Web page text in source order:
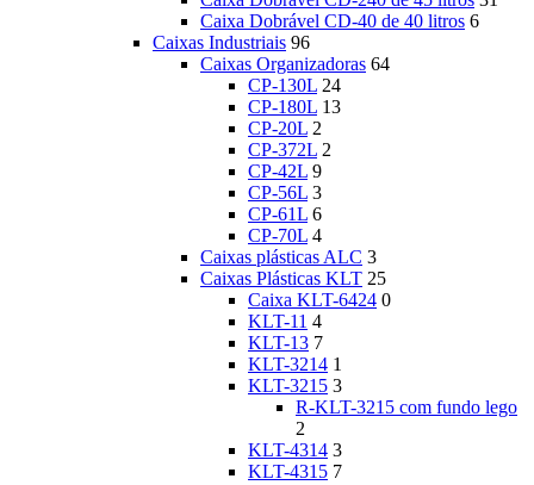
Caixa Dobrável CD-40 de 40 litros 6
Caixas Industriais 96
Caixas Organizadoras 64
CP-130L 24
CP-180L 13
CP-20L 2
CP-372L 2
CP-42L 9
CP-56L 3
CP-61L 6
CP-70L 4
Caixas plásticas ALC 3
Caixas Plásticas KLT 25
Caixa KLT-6424 0
KLT-11 4
KLT-13 7
KLT-3214 1
KLT-3215 3
R-KLT-3215 com fundo lego
2
KLT-4314 3
KLT-4315 7